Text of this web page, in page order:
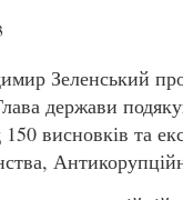
Зеленський
держави
150 висновків та